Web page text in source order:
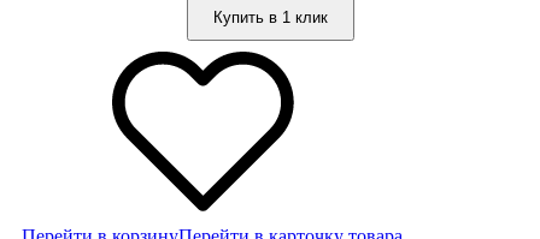
Купить в 1 клик